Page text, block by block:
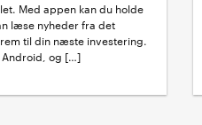
Med appen kan du holde
læse nyheder fra det
til din næste investering.
Android, og […]